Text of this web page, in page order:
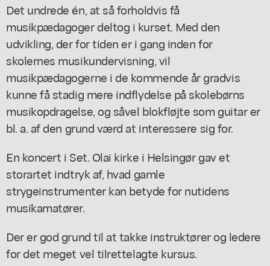
Det undrede én, at så forholdvis få
musikpædagoger deltog i kurset. Med den
udvikling, der for tiden er i gang inden for
skolernes musikundervisning, vil
musikpædagogerne i de kommende år gradvis
kunne få stadig mere indflydelse på skolebørns
musikopdragelse, og såvel blokfløjte som guitar er
bl. a. af den grund værd at interessere sig for.
En koncert i Set. Olai kirke i Helsingør gav et
storartet indtryk af, hvad gamle
strygeinstrumenter kan betyde for nutidens
musikamatører.
Der er god grund til at takke instruktører og ledere
for det meget vel tilrettelagte kursus.